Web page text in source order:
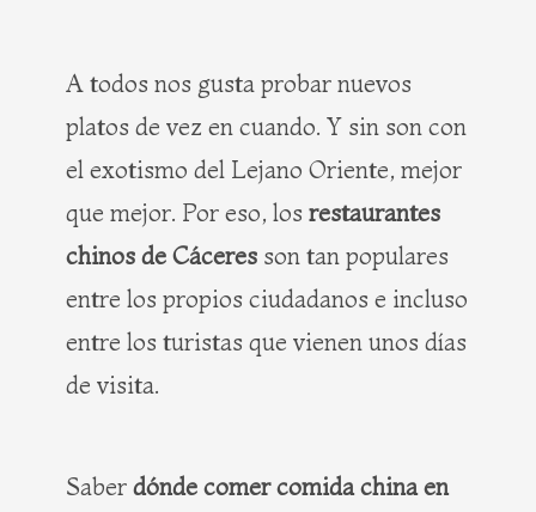
A todos nos gusta probar nuevos
platos de vez en cuando. Y sin son con
el exotismo del Lejano Oriente, mejor
que mejor. Por eso, los restaurantes
chinos de Cáceres son tan populares
entre los propios ciudadanos e incluso
entre los turistas que vienen unos días
de visita.
Saber dónde comer comida china en